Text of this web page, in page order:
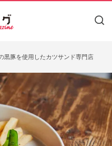
黒豚を使用したカツサンド専門店